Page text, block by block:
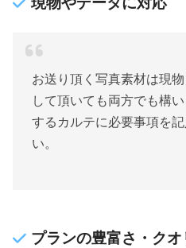
お送り頂く写真素材は現
して頂いても両方でも構
するカルテに必要事項を
い。
プランの豊富さ・クオ